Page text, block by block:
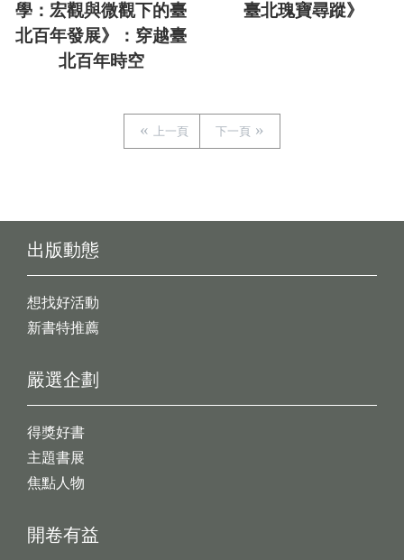
學：宏觀與微觀下的臺
北百年發展》：穿越臺
北百年時空
臺北瑰寶尋蹤》
上一頁 下一頁
出版動態
想找好活動
新書特推薦
開卷有益
嚴選企劃
得獎好書
主題書展
焦點人物